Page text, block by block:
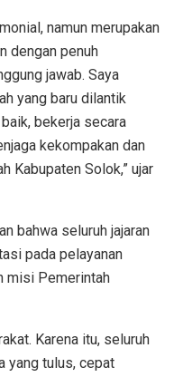
namun merupakan
dengan penuh
jawab. Saya
yang baru dilantik
bekerja secara
kekompakan dan
Kabupaten Solok,” ujar
bahwa seluruh jajaran
pada pelayanan
misi Pemerintah
Karena itu, seluruh
yang tulus, cepat